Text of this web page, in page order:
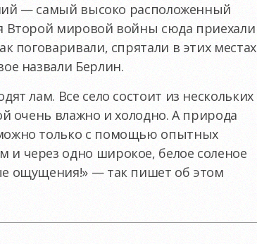
— самый высоко расположенный
Второй мировой войны сюда приехали
поговаривали, спрятали в этих местах
назвали Берлин.
лам. Все село состоит из нескольких
очень влажно и холодно. А природа
только с помощью опытных
через одно широкое, белое соленое
ощущения!» — так пишет об этом